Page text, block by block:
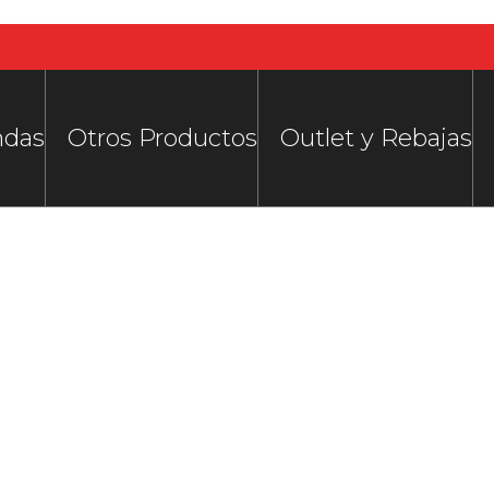
Otros Productos Outlet y Rebajas